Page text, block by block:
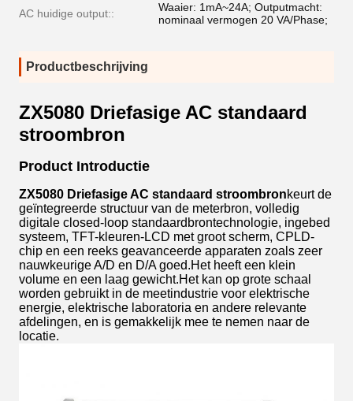
AC huidige output::
Waaier: 1mA~24A; Outputmacht:
nominaal vermogen 20 VA/Phase;
Productbeschrijving
ZX5080 Driefasige AC standaard
stroombron
Product Introductie
ZX5080 Driefasige AC standaard stroombronkeurt de
geïntegreerde structuur van de meterbron, volledig
digitale closed-loop standaardbrontechnologie, ingebed
systeem, TFT-kleuren-LCD met groot scherm, CPLD-
chip en een reeks geavanceerde apparaten zoals zeer
nauwkeurige A/D en D/A goed.Het heeft een klein
volume en een laag gewicht.Het kan op grote schaal
worden gebruikt in de meetindustrie voor elektrische
energie, elektrische laboratoria en andere relevante
afdelingen, en is gemakkelijk mee te nemen naar de
locatie.